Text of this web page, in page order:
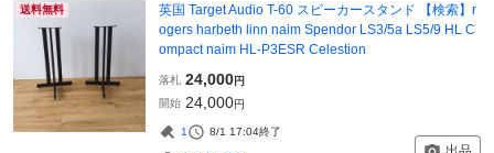
送料無料
英国 Target Audio T-60 スピーカースタンド 【検索】r
ogers harbeth linn naim Spendor LS3/5a LS5/9 HL C
ompact naim HL-P3ESR Celestion
落札 24,000円
開始 24,000円
1 8/1 17:04終了